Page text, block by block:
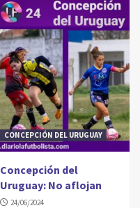
CONCEPCIÓN DEL URUGUAY
Concepción del
Uruguay: No aflojan
24/06/2024